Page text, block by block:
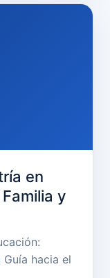
en
y
hacia el